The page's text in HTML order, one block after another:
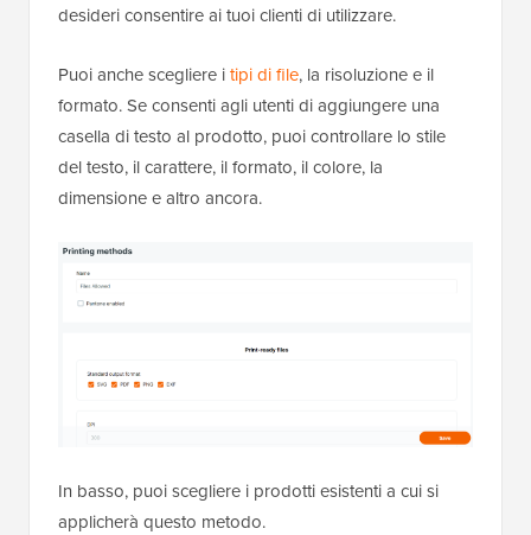
desideri consentire ai tuoi clienti di utilizzare.
Puoi anche scegliere itipi di file, la risoluzione e il
formato. Se consenti agli utenti di aggiungere una
casella di testo al prodotto, puoi controllare lo stile
del testo, il carattere, il formato, il colore, la
dimensione e altro ancora.
In basso, puoi scegliere i prodotti esistenti a cui si
applicherà questo metodo.